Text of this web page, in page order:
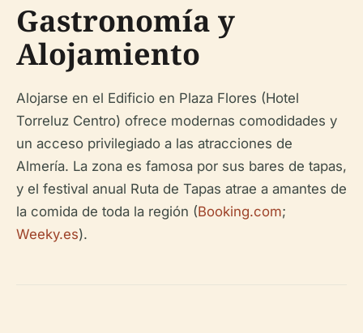
Gastronomía y
Alojamiento
Alojarse en el Edificio en Plaza Flores (Hotel
Torreluz Centro) ofrece modernas comodidades y
un acceso privilegiado a las atracciones de
Almería. La zona es famosa por sus bares de tapas,
y el festival anual Ruta de Tapas atrae a amantes de
la comida de toda la región (Booking.com;
Weeky.es).